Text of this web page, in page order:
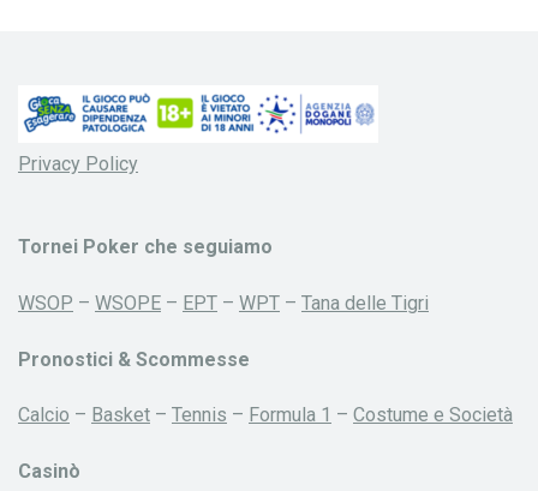
Privacy Policy
Tornei Poker che seguiamo
WSOP – WSOPE – EPT – WPT – Tana delle Tigri
Pronostici & Scommesse
Calcio – Basket – Tennis – Formula 1 – Costume e Società
Casinò